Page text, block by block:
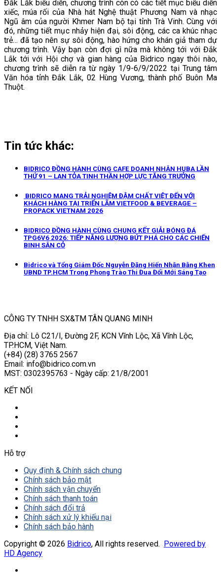
Đắk Lắk biểu diễn, chương trình còn có các tiết mục biểu diễn
xiếc, múa rối của Nhà hát Nghệ thuật Phương Nam và nhạc
Ngũ âm của người Khmer Nam bộ tại tỉnh Trà Vinh. Cùng với
đó, những tiết mục nhảy hiện đại, sôi động, các ca khúc nhạc
trẻ… đã tạo nên sự sôi động, hào hứng cho khán giả tham dự
chương trình. Vậy bạn còn đợi gì nữa mà không tới với Đắk
Lắk tới với Hội chợ và gian hàng của Bidrico ngay thôi nào,
chương trình sẽ diễn ra từ ngày 1/9-6/9/2022 tại Trung tâm
Văn hóa tỉnh Đắk Lắk, 02 Hùng Vương, thành phố Buôn Ma
Thuột.
Tin tức khác:
BIDRICO ĐỒNG HÀNH CÙNG CAFE DOANH NHÂN HUBA LẦN
THỨ 91 – LAN TỎA TINH THẦN HỢP LỰC TĂNG TRƯỞNG
BIDRICO MANG TRẢI NGHIỆM ĐẬM CHẤT VIỆT ĐẾN VỚI
KHÁCH HÀNG TẠI TRIỂN LÃM VIETFOOD & BEVERAGE –
PROPACK VIETNAM 2026
BIDRICO ĐỒNG HÀNH CÙNG CHUNG KẾT GIẢI BÓNG ĐÁ
TPG6V6 2026: TIẾP NĂNG LƯỢNG BỨT PHÁ CHO CÁC CHIẾN
BINH SÂN CỎ
Bidrico và Tổng Giám Đốc Nguyễn Đặng Hiến Nhận Bằng Khen
UBND TP.HCM Trong Phong Trào Thi Đua Đổi Mới Sáng Tạo
CÔNG TY TNHH SX&TM TÂN QUANG MINH
Địa chỉ: Lô C21/I, Đường 2F, KCN Vĩnh Lộc, Xã Vĩnh Lộc,
TP.HCM, Việt Nam.
(+84) (28) 3765 2567
Email: info@bidrico.com.vn
MST: 0302395763 - Ngày cấp: 21/8/2001
KẾT NỐI
Hỗ trợ
Quy định & Chính sách chung
Chính sách bảo mật
Chính sách vận chuyển
Chính sách thanh toán
Chính sách đổi trả
Chính sách xử lý khiếu nại
Chính sách bảo hành
Copyright © 2026 Bidrico, All rights reserved. Powered by
HD Agency